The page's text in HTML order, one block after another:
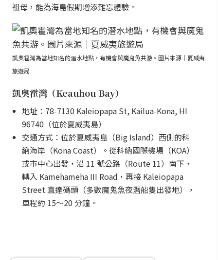
祖母，能為海島假期增添難忘體驗。
凱奧霍灣為當地知名的潛水地點，有機會與魔鬼魚共游。圖片來源｜夏威夷
旅遊局
凱奧霍灣（Keauhou Bay）
地址：78-7130 Kaleiopapa St, Kailua-Kona, HI
96740（位於夏威夷島）
交通方式：位於夏威夷島（Big Island）西側的科
納海岸（Kona Coast）。從科納國際機場（KOA）
或市中心出發，沿 11 號公路（Route 11）南下，
轉入 Kamehameha III Road，再接 Kaleiopapa
Street 直達碼頭（多數魔鬼魚夜潛船隻出發地），
車程約 15～20 分鐘。